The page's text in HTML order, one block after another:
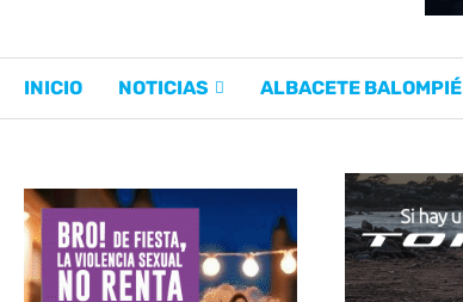
INICIO NOTICIAS ALBACETE BALOMPIÉ